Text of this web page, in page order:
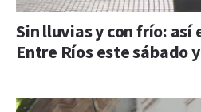
Sin lluvias y con frío:
Entre Ríos este sábado